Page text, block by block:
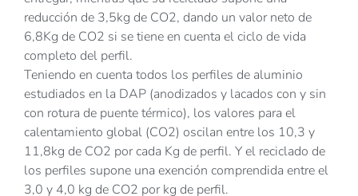
reducción de 3,5kg de CO2, dando un valor neto de
6,8Kg de CO2 si se tiene en cuenta el ciclo de vida
completo del perfil.
Teniendo en cuenta todos los perfiles de aluminio
estudiados en la DAP (anodizados y lacados con y sin
con rotura de puente térmico), los valores para el
calentamiento global (CO2) oscilan entre los 10,3 y
11,8kg de CO2 por cada Kg de perfil. Y el reciclado de
los perfiles supone una exención comprendida entre el
3,0 y 4,0 kg de CO2 por kg de perfil.